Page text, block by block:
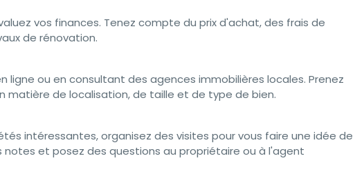
vos finances. Tenez compte du prix d'achat, des frais de
de rénovation.
ligne ou en consultant des agences immobilières locales. Prenez
matière de localisation, de taille et de type de bien.
intéressantes, organisez des visites pour vous faire une idée de
et posez des questions au propriétaire ou à l'agent